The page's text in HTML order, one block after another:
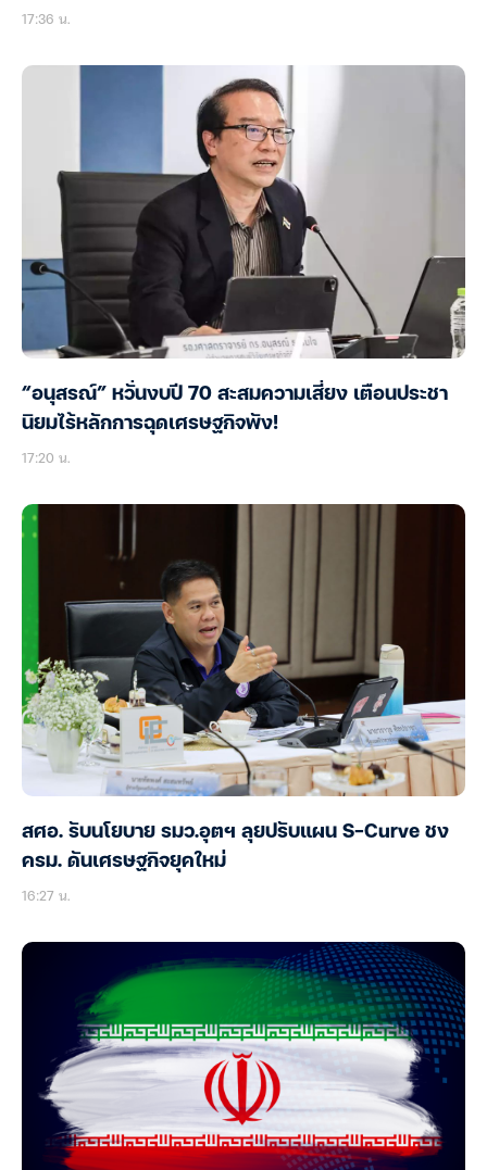
17:36 น.
“อนุสรณ์” หวั่นงบปี 70 สะสมความเสี่ยง เตือนประชา
นิยมไร้หลักการฉุดเศรษฐกิจพัง!
17:20 น.
สศอ. รับนโยบาย รมว.อุตฯ ลุยปรับแผน S-Curve ชง
ครม. ดันเศรษฐกิจยุคใหม่
16:27 น.